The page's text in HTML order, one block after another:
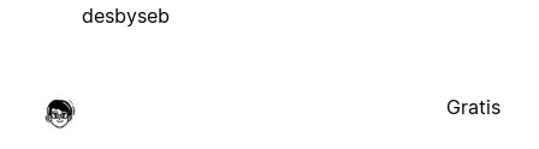
desbyseb
Gratis